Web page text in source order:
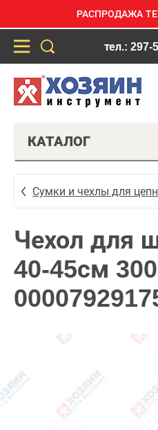
РАСПРОДАЖА
тел.: 297-
КАТАЛОГ
Сумки и чехлы для
Чехол для
40-45см